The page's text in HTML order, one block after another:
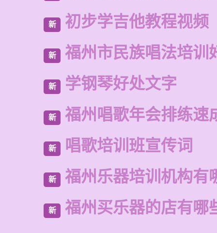
新 初步学吉他教程视频
新 福州市民族唱法培训
新 学钢琴好处文字
新 福州唱歌年会排练速
新 唱歌培训班宣传词
新 福州乐器培训机构有
新 福州买乐器的店有哪